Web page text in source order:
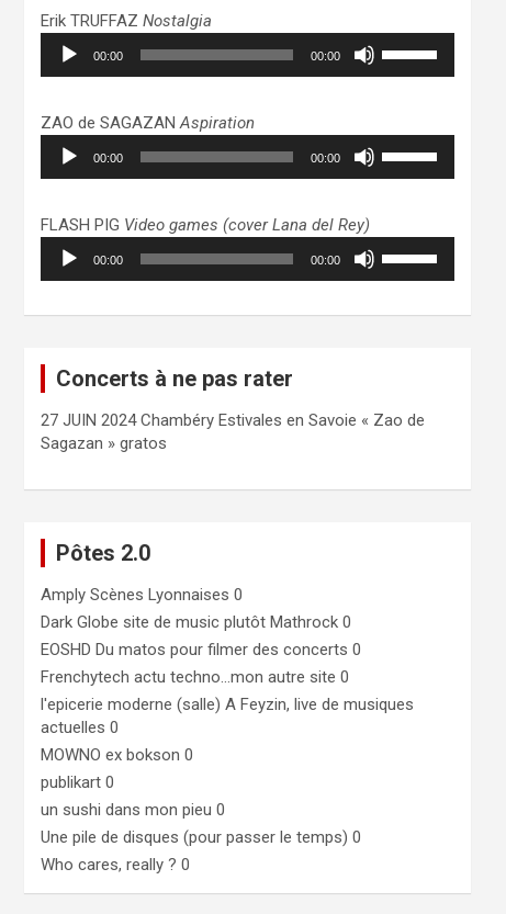
pour
augmenter
ou
volume.
Erik TRUFFAZNostalgia
Lecteur
audio
00:00 00:00
pour
augmenter
ou
volume.
ZAO de SAGAZANAspiration
Lecteur
audio
00:00 00:00
pour
augmenter
ou
FLASH PIG Video games (cover Lana del Rey)
Lecteur
audio
00:00 00:00
haut/bas
le
Concerts à ne pas rater
27 JUIN 2024 Chambéry Estivales en Savoie « Zao de
Sagazan » gratos
Pôtes 2.0
Amply Scènes Lyonnaises 0
Dark Globe site de music plutôt Mathrock 0
EOSHD Du matos pour filmer des concerts 0
Frenchytech actu techno…mon autre site 0
l'epicerie moderne (salle) A Feyzin, live de musiques
actuelles 0
MOWNO ex bokson 0
publikart 0
un sushi dans mon pieu 0
Une pile de disques (pour passer le temps) 0
Who cares, really ? 0